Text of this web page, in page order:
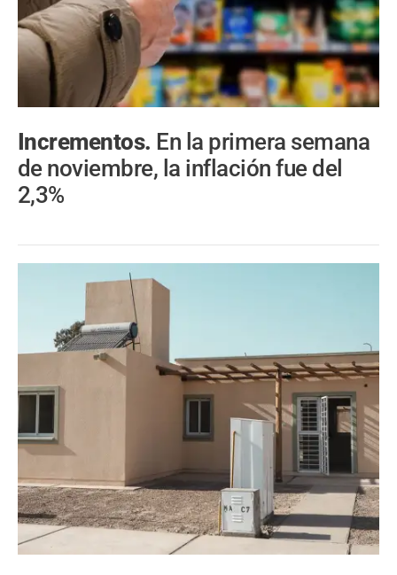
Incrementos. En la primera semana
de noviembre, la inflación fue del
2,3%